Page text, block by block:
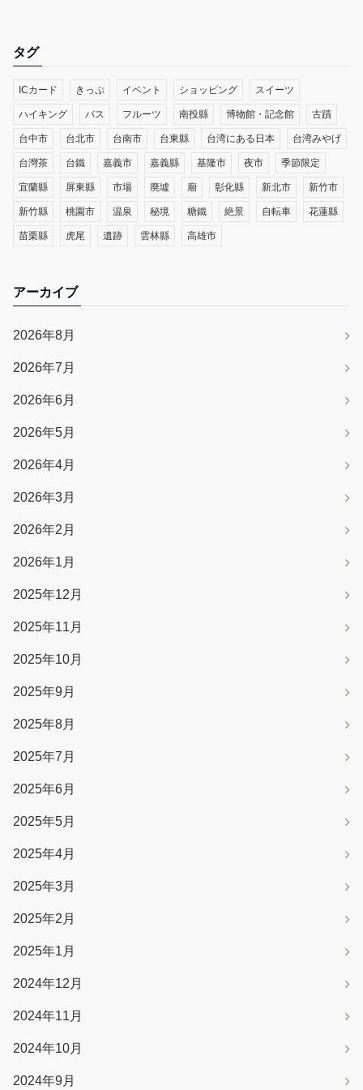
タグ
ICカード きっぷ イベント ショッピング スイーツ
ハイキング バス フルーツ 南投縣 博物館・記念館 古蹟
台中市 台北市 台南市 台東縣 台湾にある日本 台湾みやげ
台灣茶 台鐵 嘉義市 嘉義縣 基隆市 夜市 季節限定
宜蘭縣 屏東縣 市場 廃墟 廟 彰化縣 新北市 新竹市
新竹縣 桃園市 温泉 秘境 糖鐵 絶景 自転車 花蓮縣
苗栗縣 虎尾 遺跡 雲林縣 高雄市
アーカイブ
2026年8月
2026年7月
2026年6月
2026年5月
2026年4月
2026年3月
2026年2月
2026年1月
2025年12月
2025年11月
2025年10月
2025年9月
2025年8月
2025年7月
2025年6月
2025年5月
2025年4月
2025年3月
2025年2月
2025年1月
2024年12月
2024年11月
2024年10月
2024年9月